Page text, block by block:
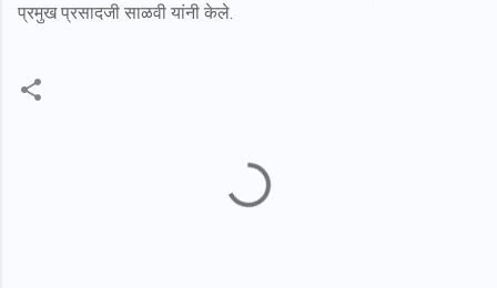
प्रमुख प्रसादजी साळवी यांनी केले.